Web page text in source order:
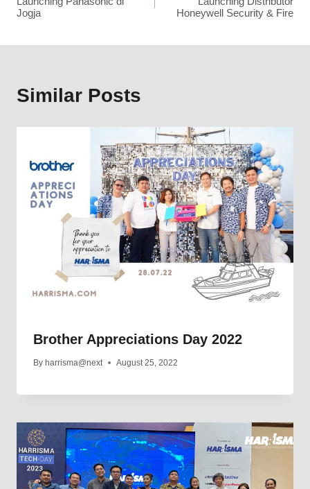
Jogja
Honeywell Security & Fire
Similar Posts
Brother Appreciations Day 2022
By harrisma@next August 25, 2022